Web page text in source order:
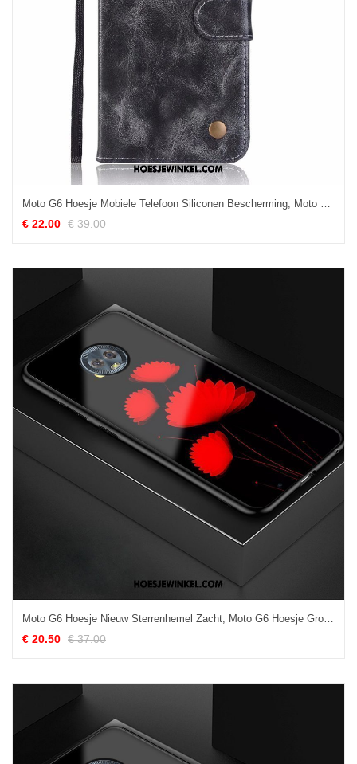
Moto G6 Hoesje Mobiele Telefoon Siliconen Bescherming, Moto G6 Hoesje Zwart Folio
€ 22.00 € 39.00
Moto G6 Hoesje Nieuw Sterrenhemel Zacht, Moto G6 Hoesje Groen Bescherming
€ 20.50 € 37.00